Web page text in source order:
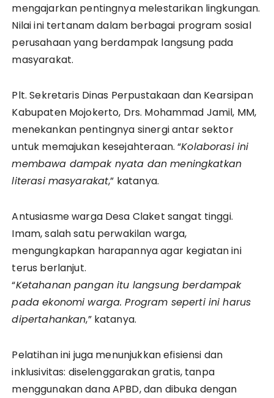
mengajarkan pentingnya melestarikan lingkungan.
Nilai ini tertanam dalam berbagai program sosial
perusahaan yang berdampak langsung pada
masyarakat.
Plt. Sekretaris Dinas Perpustakaan dan Kearsipan
Kabupaten Mojokerto, Drs. Mohammad Jamil, MM,
menekankan pentingnya sinergi antar sektor
untuk memajukan kesejahteraan. “Kolaborasi ini
membawa dampak nyata dan meningkatkan
literasi masyarakat,” katanya.
Antusiasme warga Desa Claket sangat tinggi.
Imam, salah satu perwakilan warga,
mengungkapkan harapannya agar kegiatan ini
terus berlanjut.
“Ketahanan pangan itu langsung berdampak
pada ekonomi warga. Program seperti ini harus
dipertahankan,” katanya.
Pelatihan ini juga menunjukkan efisiensi dan
inklusivitas: diselenggarakan gratis, tanpa
menggunakan dana APBD, dan dibuka dengan